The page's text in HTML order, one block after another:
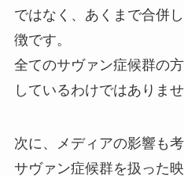
ではなく、あくまで合併
徴です。
全てのサヴァン症候群の
しているわけではありませ
次に、メディアの影響も考
サヴァン症候群を扱った